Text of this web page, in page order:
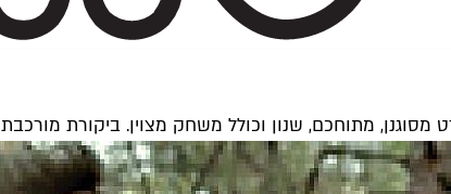
מתוחכם, שנון וכולל משחק מצוין. ביקורת מורכבת